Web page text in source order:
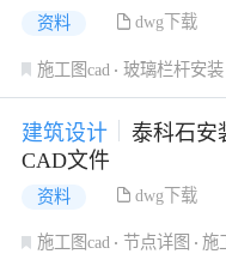
资料 dwg下载
施工图cad 玻璃栏杆安装
建筑设计
泰科石安
CAD文件
资料 dwg下载
施工图cad 节点详图 施